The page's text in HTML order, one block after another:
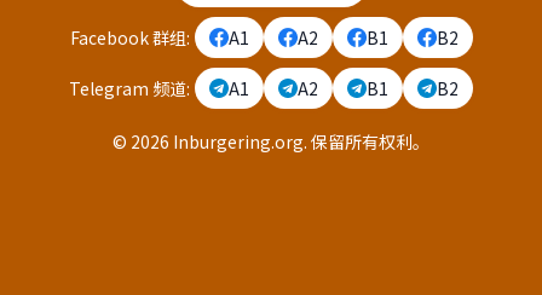
Facebook 群组: A1 A2 B1 B2
Telegram 频道: A1 A2 B1 B2
© 2026 Inburgering.org. 保留所有权利。